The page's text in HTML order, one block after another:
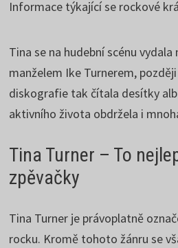
Informace týkající se rockové
Tina se na hudební scénu vydala
manželem Ike Turnerem,
diskografie tak čítala desítky alb
aktivního života obdržela i
Tina Turner – To
zpěvačky
Tina Turner je právoplatně
rocku. Kromě tohoto žánru se